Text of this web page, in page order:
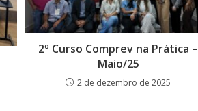
2º Curso Comprev na Prática –
Maio/25
2 de dezembro de 2025